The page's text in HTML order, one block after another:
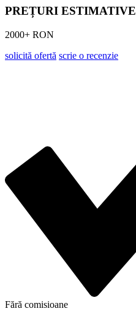
PREȚURI ESTIMATIVE
2000+ RON
solicită ofertă scrie o recenzie
Fără comisioane